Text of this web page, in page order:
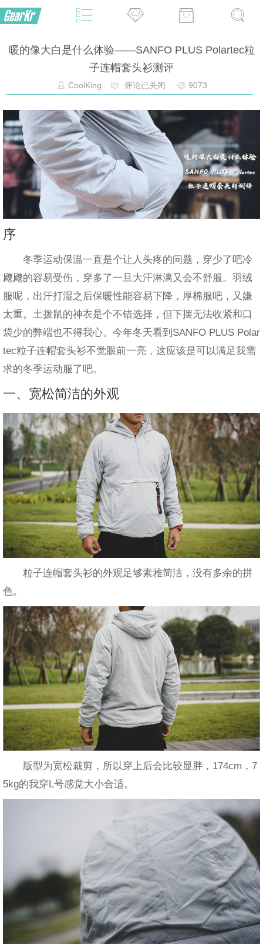
暖的像大白是什么体验——SANFO PLUS Polartec粒
子连帽套头衫测评
CoolKing 评论已关闭 9073
序
冬季运动保温一直是个让人头疼的问题，穿少了吧冷
飕飕的容易受伤，穿多了一旦大汗淋漓又会不舒服。羽绒
服呢，出汗打湿之后保暖性能容易下降，厚棉服吧，又嫌
太重。土拨鼠的神衣是个不错选择，但下摆无法收紧和口
袋少的弊端也不得我心。今年冬天看到SANFO PLUS Polar
tec粒子连帽套头衫不觉眼前一亮，这应该是可以满足我需
求的冬季运动服了吧。
一、宽松简洁的外观
粒子连帽套头衫的外观足够素雅简洁，没有多余的拼
色。
版型为宽松裁剪，所以穿上后会比较显胖，174cm，7
5kg的我穿L号感觉大小合适。